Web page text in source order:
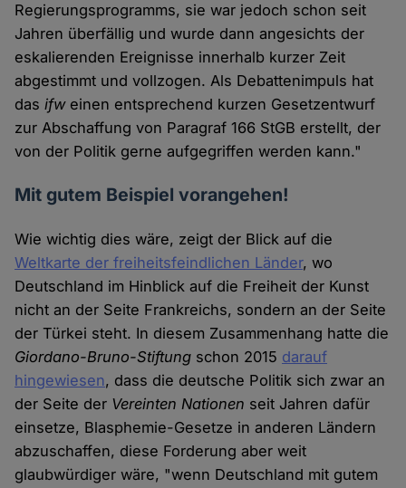
Regierungsprogramms, sie war jedoch schon seit
Jahren überfällig und wurde dann angesichts der
eskalierenden Ereignisse innerhalb kurzer Zeit
abgestimmt und vollzogen. Als Debattenimpuls hat
dasifweinen entsprechend kurzen Gesetzentwurf
zur Abschaffung von Paragraf 166 StGB erstellt, der
von der Politik gerne aufgegriffen werden kann."
Mit gutem Beispiel vorangehen!
Wie wichtig dies wäre, zeigt der Blick auf die
Weltkarte der freiheitsfeindlichen Länder, wo
Deutschland im Hinblick auf die Freiheit der Kunst
nicht an der Seite Frankreichs, sondern an der Seite
der Türkei steht. In diesem Zusammenhang hatte die
Giordano-Bruno-Stiftung schon 2015 darauf
hingewiesen, dass die deutsche Politik sich zwar an
der Seite der Vereinten Nationen seit Jahren dafür
einsetze, Blasphemie-Gesetze in anderen Ländern
abzuschaffen, diese Forderung aber weit
glaubwürdiger wäre, "wenn Deutschland mit gutem